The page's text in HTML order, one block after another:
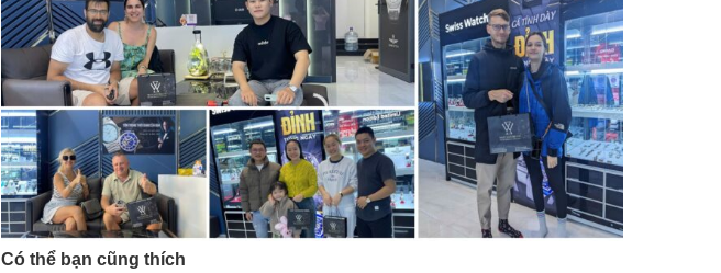
Có thể bạn cũng thích